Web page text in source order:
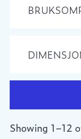
Showing 1–12